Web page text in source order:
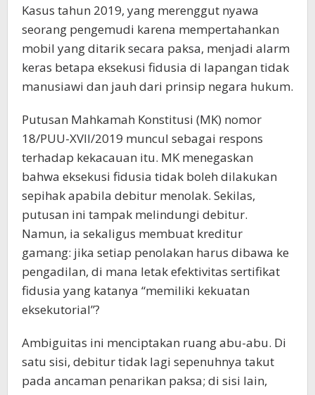
Kasus tahun 2019, yang merenggut nyawa
seorang pengemudi karena mempertahankan
mobil yang ditarik secara paksa, menjadi alarm
keras betapa eksekusi fidusia di lapangan tidak
manusiawi dan jauh dari prinsip negara hukum.
Putusan Mahkamah Konstitusi (MK) nomor
18/PUU-XVII/2019 muncul sebagai respons
terhadap kekacauan itu. MK menegaskan
bahwa eksekusi fidusia tidak boleh dilakukan
sepihak apabila debitur menolak. Sekilas,
putusan ini tampak melindungi debitur.
Namun, ia sekaligus membuat kreditur
gamang: jika setiap penolakan harus dibawa ke
pengadilan, di mana letak efektivitas sertifikat
fidusia yang katanya “memiliki kekuatan
eksekutorial”?
Ambiguitas ini menciptakan ruang abu-abu. Di
satu sisi, debitur tidak lagi sepenuhnya takut
pada ancaman penarikan paksa; di sisi lain,